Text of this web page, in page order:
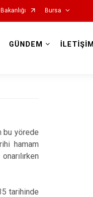
Bursa
Mudanya
Orhaneli
GÜNDEM İLETİŞİM
bu yörede
hamam
tarihinde